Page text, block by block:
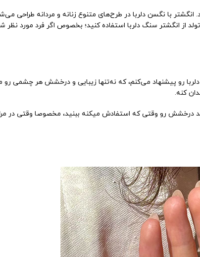
انگشتر با نگسن دلربا در طرح‌های متنوع زنانه و مردانه طراحی
از انگشتر سنگ دلربا استفاده کنید؛ بخصوص اگر فرد مورد نظر
رو پیشنهاد می‌کنم، که نه‌تنها زیبایی و درخشش هر چشمی رو
کنه.
درخشش رو وقتی که استفادش میکنه ببنید، مخصوصا وقتی در